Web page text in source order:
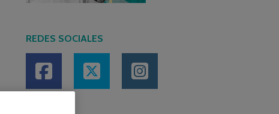
REDES SOCIALES